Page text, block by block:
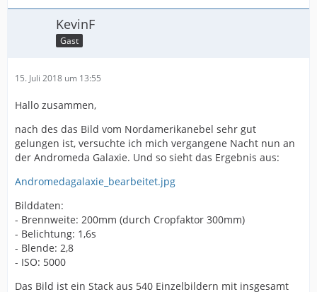
KevinF
Gast
15. Juli 2018 um 13:55
Hallo zusammen,
nach des das Bild vom Nordamerikanebel sehr gut
gelungen ist, versuchte ich mich vergangene Nacht nun an
der Andromeda Galaxie. Und so sieht das Ergebnis aus:
Andromedagalaxie_bearbeitet.jpg
Bilddaten:
- Brennweite: 200mm (durch Cropfaktor 300mm)
- Belichtung: 1,6s
- Blende: 2,8
- ISO: 5000
Das Bild ist ein Stack aus 540 Einzelbildern mit insgesamt